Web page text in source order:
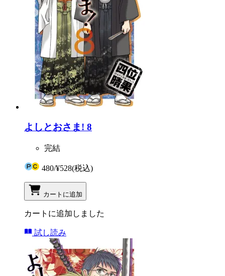
よしとおさま! 8
完結
480/¥528(税込)
カートに追加
カートに追加しました
試し読み